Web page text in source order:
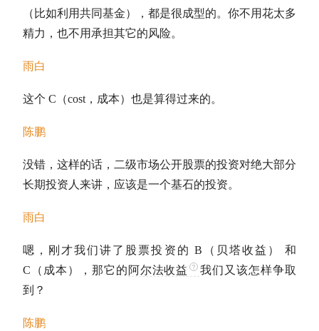
（比如利用共同基金），都是很成型的。你不用花太多
精力，也不用承担其它的风险。
雨白
这个 C（cost，成本）也是算得过来的。
陈鹏
没错，这样的话，二级市场公开股票的投资对绝大部分
长期投资 人来讲，应该是一个基石的投资。
雨白
嗯，刚才我们讲了股票投资的 B（ 贝塔收益 ） 和
C（成本），那它的 阿尔法收益
我们又该怎样争取
到？
陈鹏